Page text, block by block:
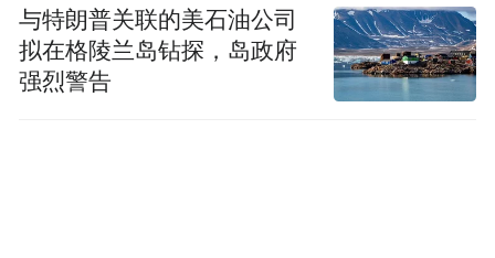
与特朗普关联的美石油公司
拟在格陵兰岛钻探，岛政府
强烈警告